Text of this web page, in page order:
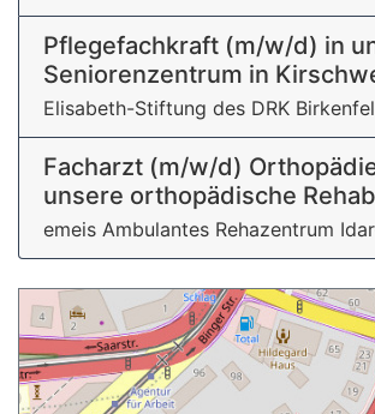
Pflege­fachkraft (m/w/d) in
Seniorenzentrum in
Elisabeth-Stiftung des DRK
Facharzt (m/w/d)
unsere orthopädische
emeis Ambulantes Rehazentrum